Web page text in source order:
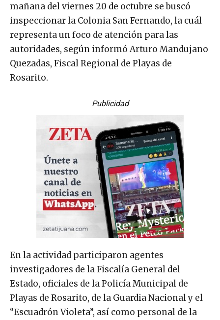
mañana del viernes 20 de octubre se buscó
inspeccionar la Colonia San Fernando, la cuál
representa un foco de atención para las
autoridades, según informó Arturo Mandujano
Quezadas, Fiscal Regional de Playas de
Rosarito.
Publicidad
En la actividad participaron agentes
investigadores de la Fiscalía General del
Estado, oficiales de la Policía Municipal de
Playas de Rosarito, de la Guardia Nacional y el
“Escuadrón Violeta”, así como personal de la